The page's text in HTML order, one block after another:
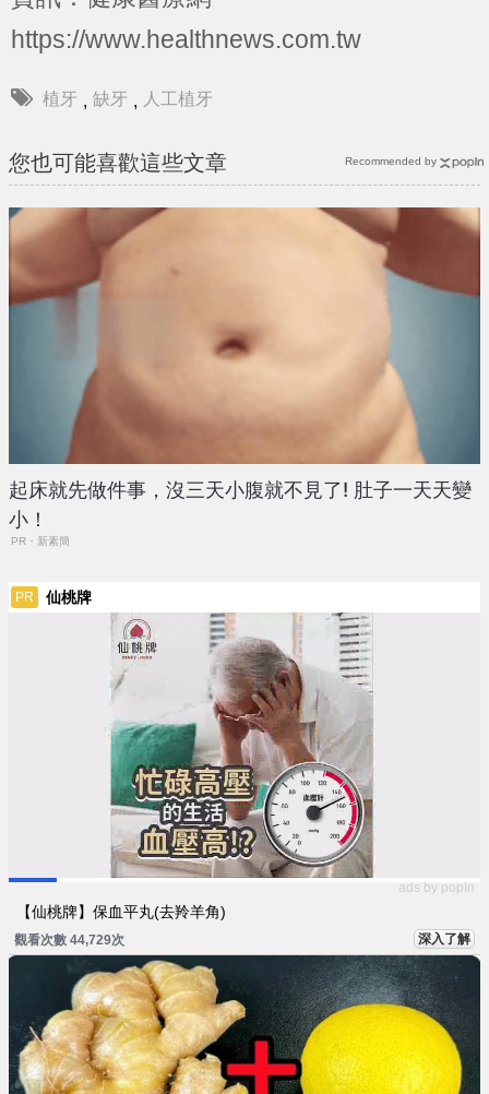
https://www.healthnews.com.tw
植牙 , 缺牙 , 人工植牙
您也可能喜歡這些文章
起床就先做件事，沒三天小腹就不見了! 肚子一天天變
小！
PR・新素簡
PR 仙桃牌
ads by popIn
【仙桃牌】保血平丸(去羚羊角)
觀看次數 44,729次 深入了解
Recommended by